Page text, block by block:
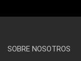
SOBRE NOSOTROS